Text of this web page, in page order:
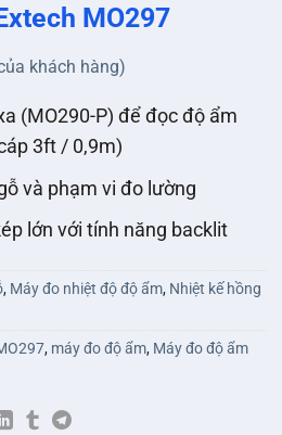
MO297
khách hàng)
(MO290-P) để đọc độ ẩm
3ft / 0,9m)
và phạm vi đo lường
lớn với tính năng backlit
, Máy đo nhiệt độ độ ẩm, Nhiệt kế hồng
, máy đo độ ẩm, Máy đo độ ẩm